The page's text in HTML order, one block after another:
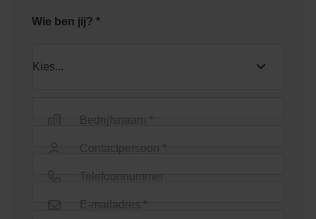
Wie ben jij? *
Bedrijfsnaam *
Contactpersoon *
Telefoonnummer
E-mailadres *